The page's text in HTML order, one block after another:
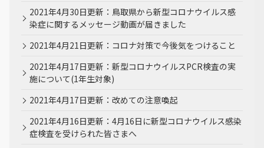
2021年4月30日更新：鳥取県から新型コロナウイルス感
染症に関するメッセージ動画が届きました
2021年4月21日更新：コロナ対策で今後気をつけること
2021年4月17日更新：新型コロナウイルスPCR検査の実
施について(1年生対象)
2021年4月17日更新：改めての注意喚起
2021年4月16日更新：4月16日に新型コロナウイルス感染
症検査を受けられた皆さまへ